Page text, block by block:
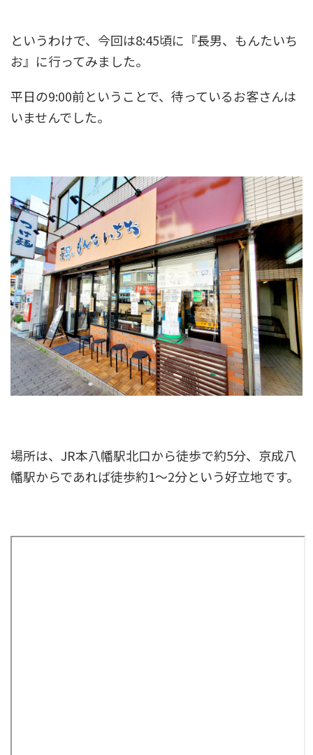
というわけで、今回は8:45頃に『長男、もんたいち
お』に行ってみました。
平日の9:00前ということで、待っているお客さんは
いませんでした。
場所は、JR本八幡駅北口から徒歩で約5分、京成八
幡駅からであれば徒歩約1～2分という好立地です。